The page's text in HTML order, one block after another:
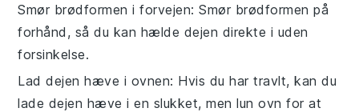
Smør brødformen i forvejen: Smør brødformen på
forhånd, så du kan hælde dejen direkte i uden
forsinkelse.
Lad dejen hæve i ovnen: Hvis du har travlt, kan du
lade dejen hæve i en slukket, men lun ovn for at